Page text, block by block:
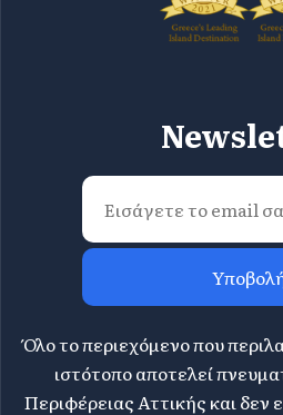
Όλο το περιεχόμενο που
ιστότοπο αποτελεί
Περιφέρειας Αττικής και δεν